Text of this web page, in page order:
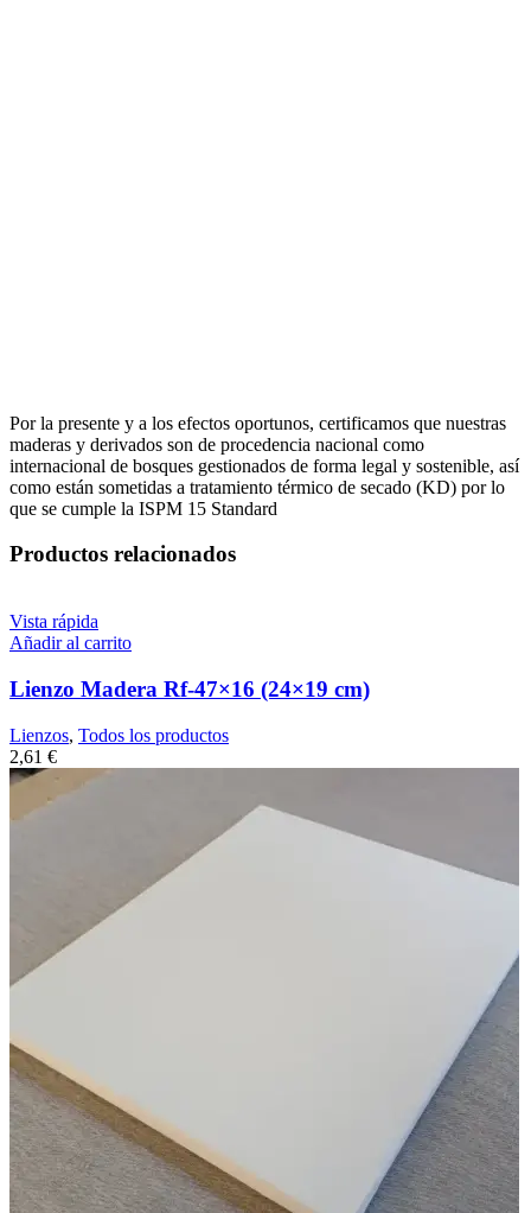
Por la presente y a los efectos oportunos, certificamos que nuestras
maderas y derivados son de procedencia nacional como
internacional de bosques gestionados de forma legal y sostenible, así
como están sometidas a tratamiento térmico de secado (KD) por lo
que se cumple la ISPM 15 Standard
Productos relacionados
Vista rápida
Añadir al carrito
Lienzo Madera Rf-47×16 (24×19 cm)
Lienzos, Todos los productos
2,61 €